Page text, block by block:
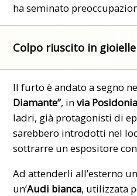
ha seminato
Colpo riuscito in
Il furto è andato a segno
Diamante”, invia Posidonia
ladri, già protagonisti di
sarebbero introdotti nel
sottrarre un espositore
Ad attenderli all’esterno
un’Audi bianca, utilizzata